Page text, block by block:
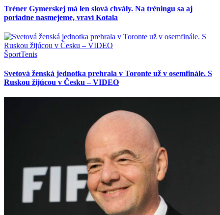
Tréner Gymerskej má len slová chvály. Na tréningu sa aj
poriadne nasmejeme, vraví Kotala
ŠportTenis
Svetová ženská jednotka prehrala v Toronte už v osemfinále. S
Ruskou žijúcou v Česku – VIDEO